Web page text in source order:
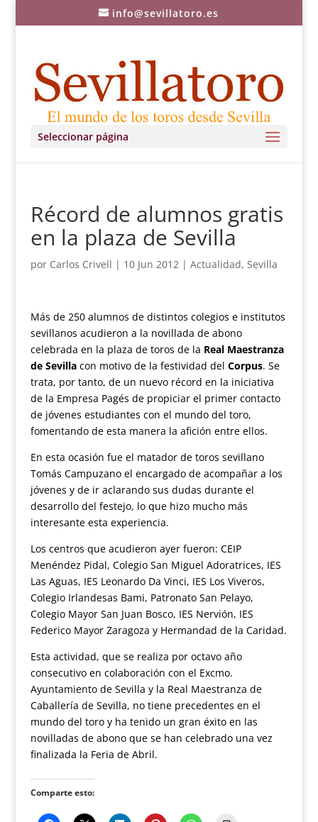
info@sevillatoro.es
Seleccionar página
Récord de alumnos gratis
en la plaza de Sevilla
por Carlos Crivell | 10 Jun 2012| Actualidad, Sevilla
Más de 250 alumnos de distintos colegios e institutos
sevillanos acudieron a la novillada de abono
celebrada en la plaza de toros de la Real Maestranza
de Sevilla con motivo de la festividad del Corpus. Se
trata, por tanto, de un nuevo récord en la iniciativa
de la Empresa Pagés de propiciar el primer contacto
de jóvenes estudiantes con el mundo del toro,
fomentando de esta manera la afición entre ellos.
En esta ocasión fue el matador de toros sevillano
Tomás Campuzano el encargado de acompañar a los
jóvenes y de ir aclarando sus dudas durante el
desarrollo del festejo, lo que hizo mucho más
interesante esta experiencia.
Los centros que acudieron ayer fueron: CEIP
Menéndez Pidal, Colegio San Miguel Adoratrices, IES
Las Aguas, IES Leonardo Da Vinci, IES Los Viveros,
Colegio Irlandesas Bami, Patronato San Pelayo,
Colegio Mayor San Juan Bosco, IES Nervión, IES
Federico Mayor Zaragoza y Hermandad de la Caridad.
Esta actividad, que se realiza por octavo año
consecutivo en colaboración con el Excmo.
Ayuntamiento de Sevilla y la Real Maestranza de
Caballería de Sevilla, no tiene precedentes en el
mundo del toro y ha tenido un gran éxito en las
novilladas de abono que se han celebrado una vez
finalizada la Feria de Abril.
Comparte esto: